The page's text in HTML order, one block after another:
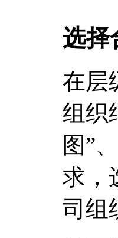
选择
在层
组织
图”
求，
司组